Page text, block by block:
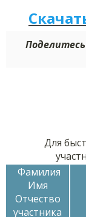
Для
Фамилия
Имя
Отчество
участника